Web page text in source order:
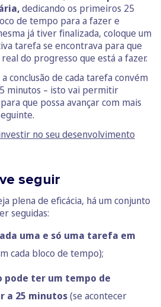
dedicando os primeiros 25
de tempo para a fazer e
já tiver finalizada, coloque um
tarefa se encontrava para que
do progresso que está a fazer.
conclusão de cada tarefa convém
minutos – isto vai permitir
que possa avançar com mais
no seu desenvolvimento
seguir
plena de eficácia, há um conjunto
seguidas:
uma e só uma tarefa em
cada bloco de tempo);
pode ter um tempo de
a 25 minutos(se acontecer